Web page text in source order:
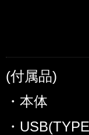
(付属品)
・本体
・